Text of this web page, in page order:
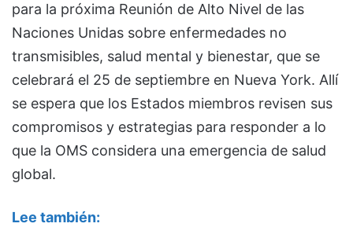
para la próxima Reunión de Alto Nivel de las
Naciones Unidas sobre enfermedades no
transmisibles, salud mental y bienestar, que se
celebrará el 25 de septiembre en Nueva York. Allí
se espera que los Estados miembros revisen sus
compromisos y estrategias para responder a lo
que la OMS considera una emergencia de salud
global.
Lee también: